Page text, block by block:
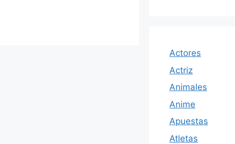
Actores
Actriz
Animales
Anime
Apuestas
Atletas